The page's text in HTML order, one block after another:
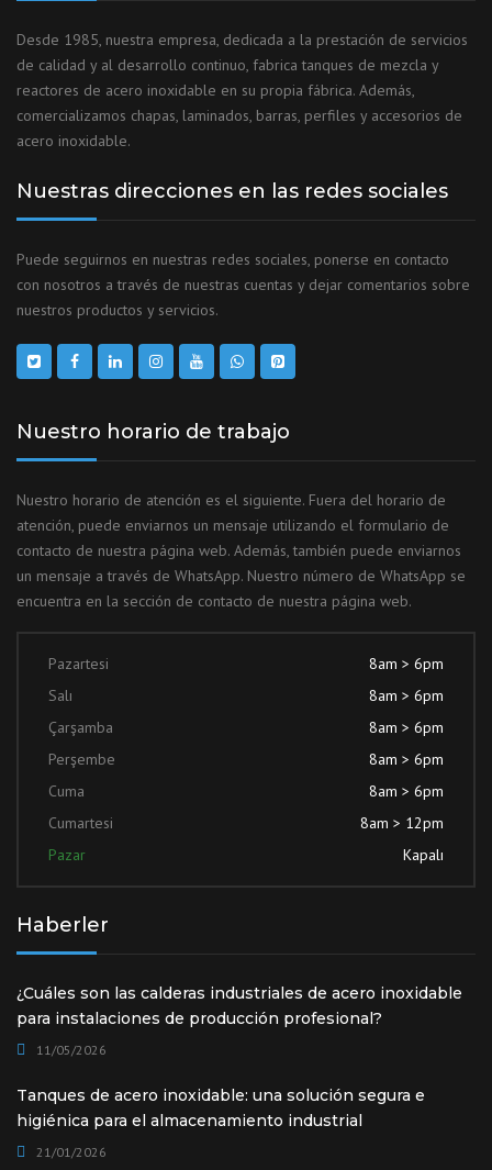
Desde 1985, nuestra empresa, dedicada a la prestación de servicios
de calidad y al desarrollo continuo, fabrica tanques de mezcla y
reactores de acero inoxidable en su propia fábrica. Además,
comercializamos chapas, laminados, barras, perfiles y accesorios de
acero inoxidable.
Nuestras direcciones en las redes sociales
Puede seguirnos en nuestras redes sociales, ponerse en contacto
con nosotros a través de nuestras cuentas y dejar comentarios sobre
nuestros productos y servicios.
Nuestro horario de trabajo
Nuestro horario de atención es el siguiente. Fuera del horario de
atención, puede enviarnos un mensaje utilizando el formulario de
contacto de nuestra página web. Además, también puede enviarnos
un mensaje a través de WhatsApp. Nuestro número de WhatsApp se
encuentra en la sección de contacto de nuestra página web.
Pazartesi
8am > 6pm
Salı
8am > 6pm
Çarşamba
8am > 6pm
Perşembe
8am > 6pm
Cuma
8am > 6pm
Cumartesi
8am > 12pm
Pazar
Kapalı
Haberler
¿Cuáles son las calderas industriales de acero inoxidable
para instalaciones de producción profesional?
11/05/2026
Tanques de acero inoxidable: una solución segura e
higiénica para el almacenamiento industrial
21/01/2026